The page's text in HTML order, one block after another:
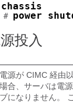
# power
投入
源が CIMC 経由
合、サーバは電
になりません。